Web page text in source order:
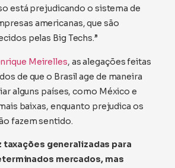
está prejudicando o sistema de
americanas, que são
pelas Big Techs.”
Meirelles, as alegações feitas
de que o Brasil age de maneira
alguns países, como México e
baixas, enquanto prejudica os
fazem sentido.
taxações generalizadas para
mercados, mas